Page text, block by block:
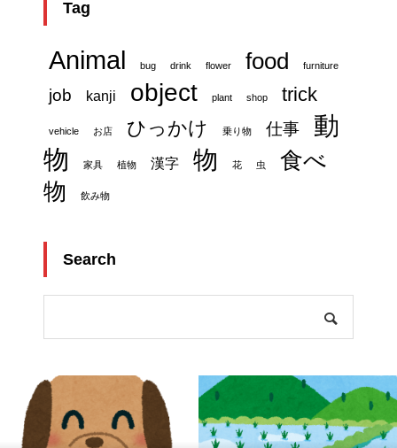
Tag
Animal bug drink flower food furniture
job kanji object plant shop trick
vehicle お店 ひっかけ 乗り物 仕事
動
物
家具 植物 漢字 物 花 虫
食べ
物
飲み物
Search